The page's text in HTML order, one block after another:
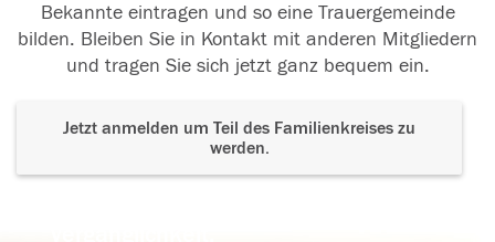
Bekannte eintragen und so eine Trauergemeinde
bilden. Bleiben Sie in Kontakt mit anderen Mitgliedern
und tragen Sie sich jetzt ganz bequem ein.
Jetzt anmelden um Teil des Familienkreises zu
werden.